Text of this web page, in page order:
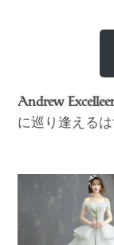
Andrew
に巡り逢えるは